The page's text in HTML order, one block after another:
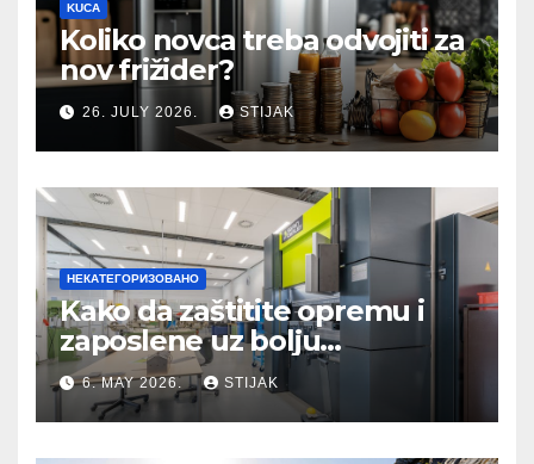
KUCA
Koliko novca treba odvojiti za
nov frižider?
26. JULY 2026. STIJAK
НЕКАТЕГОРИЗОВАНО
Kako da zaštitite opremu i
zaposlene uz bolju
organizaciju sistema
6. MAY 2026. STIJAK